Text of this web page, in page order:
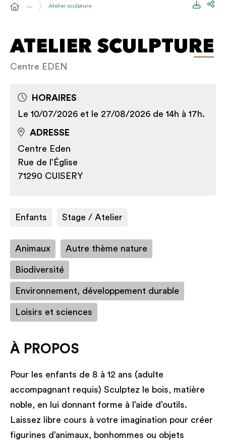
… Atelier sculpture
ATELIER SCULPTURE
Centre EDEN
HORAIRES
Le 10/07/2026 et le 27/08/2026 de 14h à 17h.
ADRESSE
Centre Eden
Rue de l’Église
71290 CUISERY
Enfants Stage / Atelier
Animaux Autre thème nature
Biodiversité
Environnement, développement durable
Loisirs et sciences
À PROPOS
Pour les enfants de 8 à 12 ans (adulte
accompagnant requis) Sculptez le bois, matière
noble, en lui donnant forme à l’aide d’outils.
Laissez libre cours à votre imagination pour créer
figurines d’animaux, bonhommes ou objets